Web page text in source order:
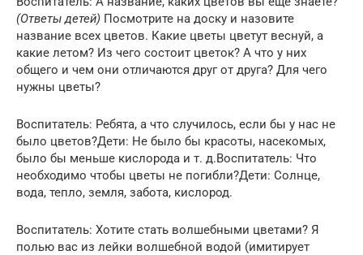
(Ответы детей) Посмотрите на доску и назовите
название всех цветов. Какие цветы цветут веснуй, а
какие летом? Из чего состоит цветок? А что у них
общего и чем они отличаются друг от друга? Для чего
нужны цветы?
Воспитатель: Ребята, a что случилось, если бы у нас не
было цветов?Дети: Не было бы красоты, насекомых,
было бы меньше кислорода и т. д.Воспитатель: Что
необходимо чтобы цветы не погибли?Дети: Солнце,
вода, тепло, земля, забота, кислород.
Воспитатель: Хотите стать волшебными цветами? Я
полью вас из лейки волшебной водой (имитирует